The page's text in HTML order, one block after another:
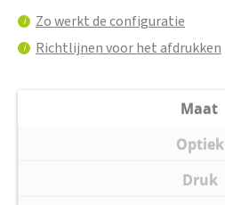
i Zo werkt de configuratie
i Richtlijnen voor het afdrukken
Maat
Optiek
Druk